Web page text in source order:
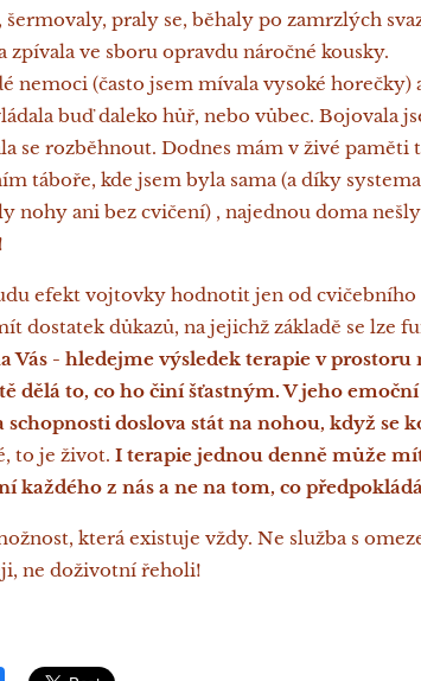
šermovaly, praly se, běhaly po zamrzlých
zpívala ve sboru opravdu náročné kousky.
nemoci (často jsem mívala vysoké horečky)
buď daleko hůř, nebo vůbec. Bojovala
se rozběhnout. Dodnes mám v živé
táboře, kde jsem byla sama (a díky
nohy ani bez cvičení) , najednou doma
efekt vojtovky hodnotit jen od cvičebního
dostatek důkazů, na jejichž základě se lze
Vás - hledejme výsledek terapie v prostoru
dělá to, co ho činí šťastným. V jeho
schopnosti doslova stát na nohou, když se
to je život. I terapie jednou denně může
každého z nás a ne na tom, co
která existuje vždy. Ne služba s
ne doživotní řeholi!